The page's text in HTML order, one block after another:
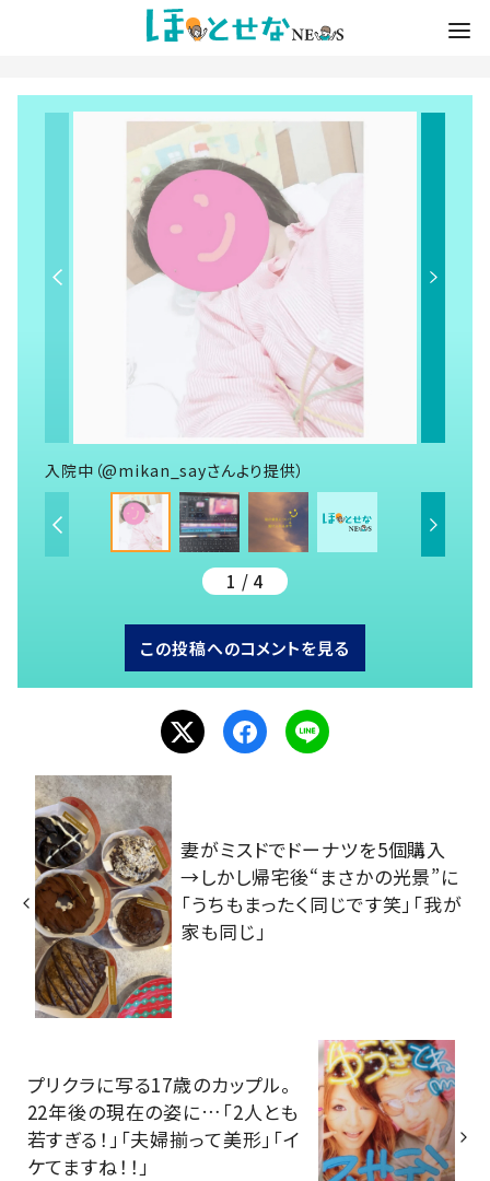
入院中（@mikan_sayさんより提供）
1 / 4
この投稿へのコメントを見る
妻がミスドでドーナツを5個購入
→しかし帰宅後“まさかの光景”に
「うちもまったく同じです笑」「我が
家も同じ」
プリクラに写る17歳のカップル。
22年後の現在の姿に…「2人とも
若すぎる！」「夫婦揃って美形」「イ
ケてますね！！」